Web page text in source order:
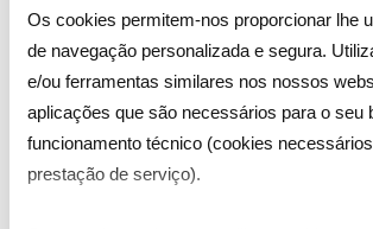
Os cookies permitem-nos proporcionar lhe
de navegação personalizada e segura.
e/ou ferramentas similares nos nossos
aplicações que são necessários para o seu
funcionamento técnico (cookies
prestação de serviço).
Biatrix Lourix conduz conversas
identidade, inclusão, bullying,
alterações climáticas. “POV.CAST”,
podcast BIGGS, é um espaço de
histórias e experiências que